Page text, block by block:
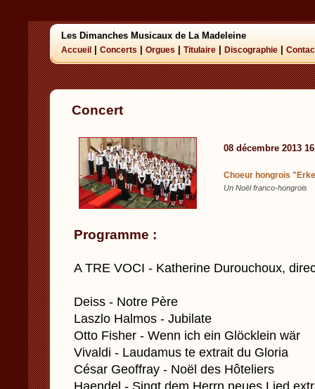
Les Dimanches Musicaux de La Madeleine
Accueil Concerts Orgues Titulaire Discographie
Concert
08 décembre 2013
Choeur hongrois
Un Noël franco-hongrois
Programme :
A TRE VOCI - Katherine Durouchoux,
Deiss - Notre Père
Laszlo Halmos - Jubilate
Otto Fisher - Wenn ich ein Glöcklein wär
Vivaldi - Laudamus te extrait du Gloria
César Geoffray - Noël des Hôteliers
Haendel - Singt dem Herrn neues Lied